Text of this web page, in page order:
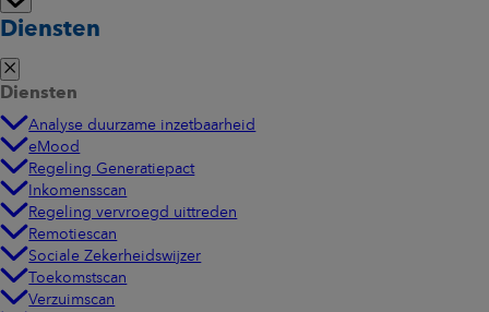
Diensten
Diensten
Analyse duurzame inzetbaarheid
eMood
Regeling Generatiepact
Inkomensscan
Regeling vervroegd uittreden
Remotiescan
Sociale Zekerheidswijzer
Toekomstscan
Verzuimscan